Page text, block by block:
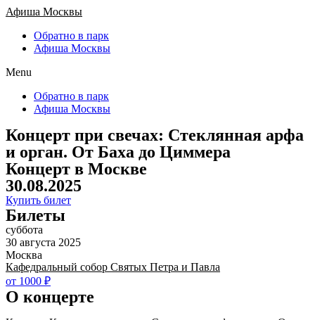
Афиша Москвы
Обратно в парк
Афиша Москвы
Menu
Обратно в парк
Афиша Москвы
Концерт при свечах: Стеклянная арфа
и орган. От Баха до Циммера
Концерт в Москве
30.08.2025
Купить билет
Билеты
суббота
30 августа 2025
Москва
Кафедральный собор Святых Петра и Павла
от 1000 ₽
О концерте